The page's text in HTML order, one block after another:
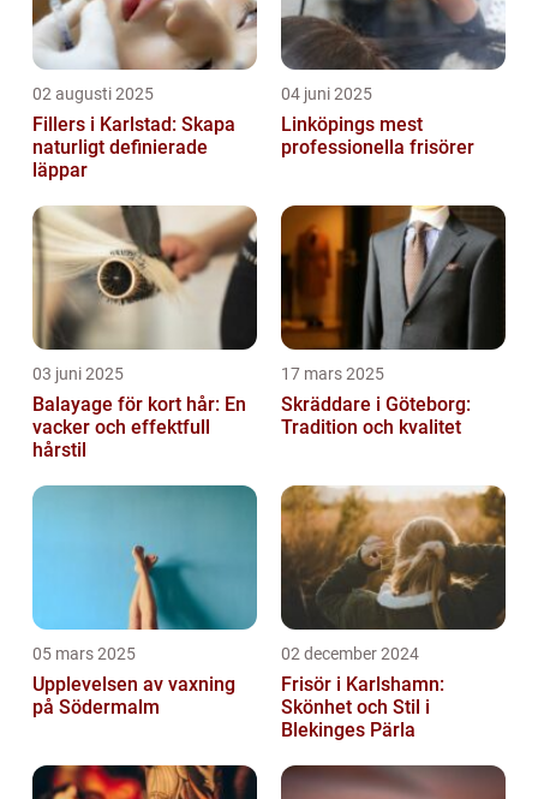
02 augusti 2025
Fillers i Karlstad: Skapa
naturligt definierade
läppar
04 juni 2025
Linköpings mest
professionella frisörer
03 juni 2025
Balayage för kort hår: En
vacker och effektfull
hårstil
17 mars 2025
Skräddare i Göteborg:
Tradition och kvalitet
05 mars 2025
Upplevelsen av vaxning
på Södermalm
02 december 2024
Frisör i Karlshamn:
Skönhet och Stil i
Blekinges Pärla